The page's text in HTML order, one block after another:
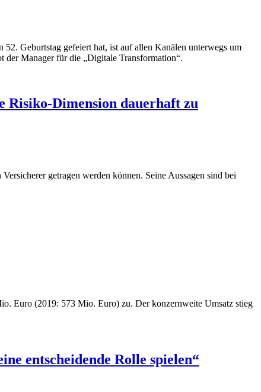
Geburtstag gefeiert hat, ist auf allen Kanälen unterwegs um
der Manager für die „Digitale Transformation“.
Dimension dauerhaft zu
getragen werden können. Seine Aussagen sind bei
Euro (2019: 573 Mio. Euro) zu. Der konzernweite Umsatz stieg
entscheidende Rolle spielen“